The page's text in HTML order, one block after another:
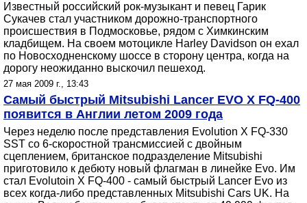
Известный российский рок-музыкант и певец Гарик
Сукачев стал участником дорожно-транспортного
происшествия в Подмосковье, рядом с Химкинским
кладбищем. На своем мотоцикле Harley Davidson он ехал
по Новосходненскому шоссе в сторону центра, когда на
дорогу неожиданно выскочил пешеход.
27 мая 2009 г., 13:43
Самый быстрый Mitsubishi Lancer EVO X FQ-400
появится в Англии летом 2009 года
Через неделю после представления Evolution X FQ-330
SST со 6-скоростной трансмиссией с двойным
сцеплением, британское подразделение Mitsubishi
приготовило к дебюту новый флагман в линейке Evo. Им
стал Evolutoin X FQ-400 - самый быстрый Lancer Evo из
всех когда-либо представленных Mitsubishi Cars UK. На